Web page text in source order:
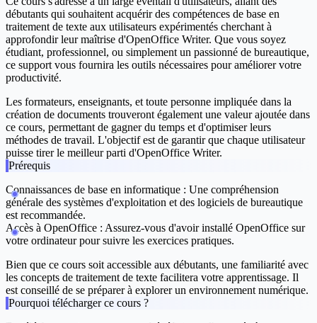
débutants qui souhaitent acquérir des compétences de base en
traitement de texte aux utilisateurs expérimentés cherchant à
approfondir leur maîtrise d'OpenOffice Writer. Que vous soyez
étudiant, professionnel, ou simplement un passionné de bureautique,
ce support vous fournira les outils nécessaires pour améliorer votre
productivité.
Les formateurs, enseignants, et toute personne impliquée dans la
création de documents trouveront également une valeur ajoutée dans
ce cours, permettant de gagner du temps et d'optimiser leurs
méthodes de travail. L'objectif est de garantir que chaque utilisateur
puisse tirer le meilleur parti d'OpenOffice Writer.
Prérequis
Connaissances de base en informatique : Une compréhension
générale des systèmes d'exploitation et des logiciels de bureautique
est recommandée.
Accès à OpenOffice : Assurez-vous d'avoir installé OpenOffice sur
votre ordinateur pour suivre les exercices pratiques.
Bien que ce cours soit accessible aux débutants, une familiarité avec
les concepts de traitement de texte facilitera votre apprentissage. Il
est conseillé de se préparer à explorer un environnement numérique.
Pourquoi télécharger ce cours ?